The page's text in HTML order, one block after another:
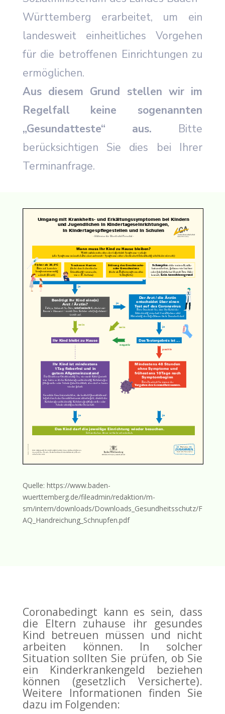
Württemberg erarbeitet, um ein
landesweit einheitliches Vorgehen
für die betroffenen Einrichtungen zu
ermöglichen.
Aus diesem Grund stellen wir im
Regelfall keine sogenannten
„Gesundatteste“ aus. Bitte
berücksichtigen Sie dies bei Ihrer
Terminanfrage.
Quelle: https://www.baden-
wuerttemberg.de/fileadmin/redaktion/m-
sm/intern/downloads/Downloads_Gesundheitsschutz/F
AQ_Handreichung_Schnupfen.pdf
Coronabedingt kann es sein, dass
die Eltern zuhause ihr gesundes
Kind betreuen müssen und nicht
arbeiten können. In solcher
Situation sollten Sie prüfen, ob Sie
ein Kinderkrankengeld beziehen
können (gesetzlich Versicherte).
Weitere Informationen finden Sie
dazu im Folgenden: